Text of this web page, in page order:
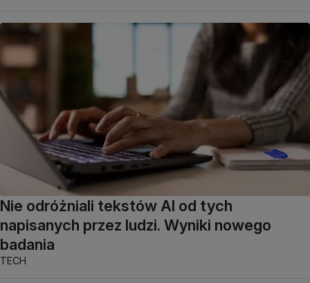
Nie odróżniali tekstów AI od tych
napisanych przez ludzi. Wyniki nowego
badania
TECH